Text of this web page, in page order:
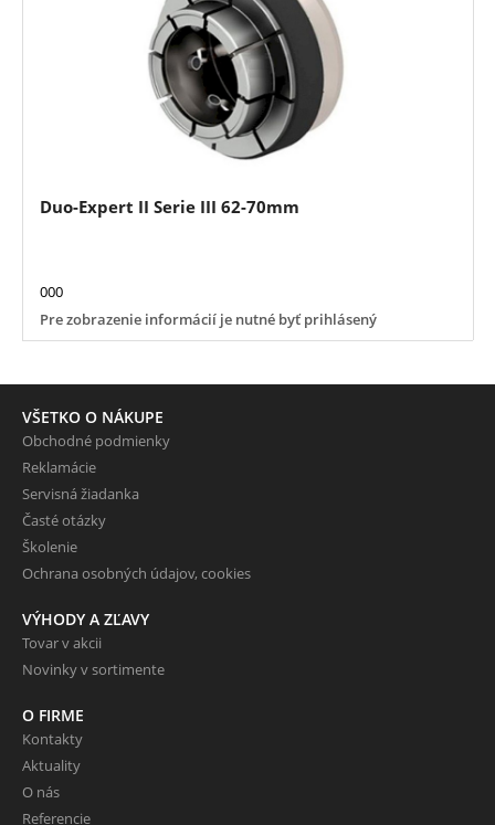
Duo-Expert II Serie III 62-70mm
000
Pre zobrazenie informácií je nutné byť prihlásený
VŠETKO O NÁKUPE
Obchodné podmienky
Reklamácie
Servisná žiadanka
Časté otázky
Školenie
Ochrana osobných údajov, cookies
VÝHODY A ZĽAVY
Tovar v akcii
Novinky v sortimente
O FIRME
Kontakty
Aktuality
O nás
Referencie